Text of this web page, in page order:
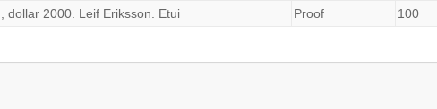
, dollar 2000. Leif Eriksson. Etui Proof 100